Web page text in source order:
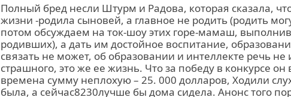
Полный бред несли Штурм и Радова, которая сказала,
жизни -родила сыновей, а главное не родить (родить
потом обсуждаем на ток-шоу этих горе-мамаш,
родивших), а дать им достойное воспитание,
связать не может, об образовании и интеллекте речь
страшного, это же ее жизнь. Что за победу в конкурсе
времена сумму неплохую – 25. 000 долларов, Ходили
была, а сейчас8230лучше бы дома сидела. Анонс того